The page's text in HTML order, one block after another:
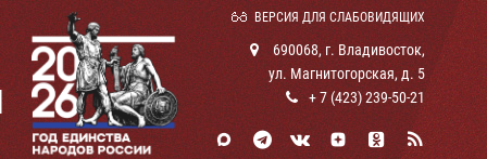
ВЕРСИЯ ДЛЯ СЛАБОВИДЯЩИХ
690068, г. Владивосток,
ул. Магнитогорская, д. 5
+ 7 (423) 239-50-21